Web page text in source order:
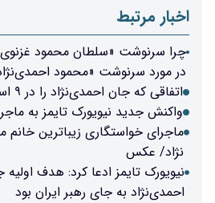
اخبار مرتبط
چرا سرنوشت «سلطان محمود غزنوی»
در مورد سرنوشت «محمود
اتفاقی که جان احمدی‌نژاد را در ۹ اسفند نجات داد
واکنش جدید نیویورک تایمز به
ماجرای خواستگاری زیباترین
نژاد/ عکس
نیویورک تایمز ادعا کرد: هدف
احمدی‌نژاد به جای رهبر ایران بود